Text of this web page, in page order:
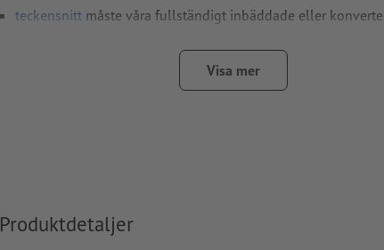
teckensnitt måste våra fullständigt inbäddade eller
CMYK, FOGRA51 (PSO Coated v3) för bestruket
(PSO Uncoated v3 FOGRA52) för obestruket papper
Innehåll frånformulärfält
Visa mer
Produktdetaljer